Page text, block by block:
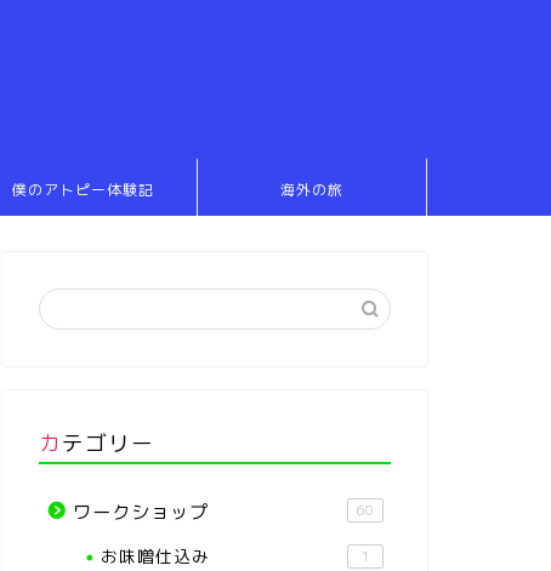
僕のアトピー体験記 海外の旅
カテゴリー
ワークショップ 60
お味噌仕込み 1